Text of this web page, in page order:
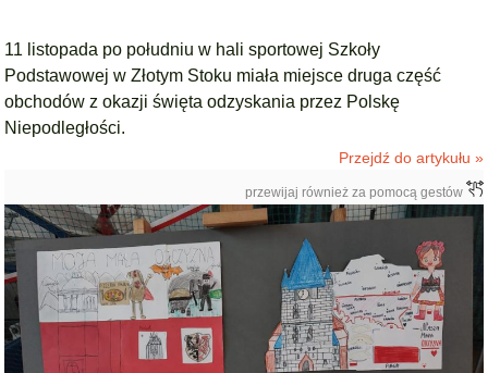
11 listopada po południu w hali sportowej Szkoły
Podstawowej w Złotym Stoku miała miejsce druga część
obchodów z okazji święta odzyskania przez Polskę
Niepodległości.
Przejdź do artykułu »
przewijaj również za pomocą gestów